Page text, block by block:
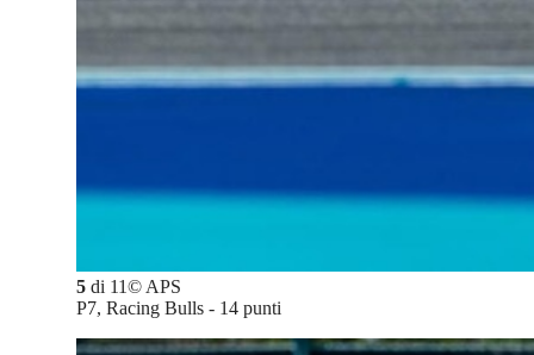
5 di 11© APS
P7, Racing Bulls - 14 punti